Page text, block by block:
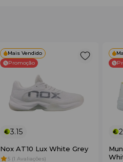
Mais Vendido
Promoção
3.15
Nox AT10 Lux White Grey
5 (1 Avaliações)